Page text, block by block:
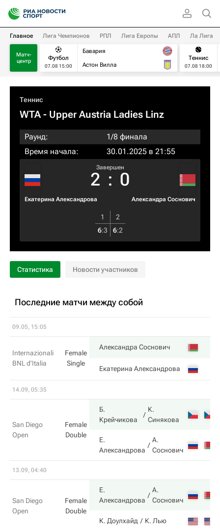
Главное Лига Чемпионов РПЛ Лига Европы АПЛ Ла Лига
Матч-
центр
Футбол
07.08 15:00
Бавария
Астон Вилла
Теннис
07.08 18:00
Теннис
WTA- Upper Austria Ladies Linz
Раунд:
1/8 финала
Время начала:
30.01.2025 в 21:55
Екатерина Александрова
Завершен
2 : 0
Александра Соснович
1
2
6:3 6:2
Статистика Новости участников
Последние матчи между собой
09.05, 15:05
Internazionali
BNL d'Italia
Female
Single
Александра Соснович
Екатерина Александрова
14.09, 05:35
San Diego
Open
Female
Double
Б.
Крейчикова
К.
Синякова
Е.
Александрова
А.
Соснович
13.09, 04:40
San Diego
Open
Female
Double
Е.
Александрова
А.
Соснович
К. Доулхайд К. Лью